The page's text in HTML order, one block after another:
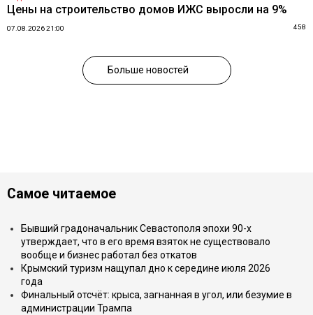
Цены на строительство домов ИЖС выросли на 9%
07.08.2026 21:00 458
Больше новостей
Самое читаемое
Бывший градоначальник Севастополя эпохи 90-х
утверждает, что в его время взяток не существовало
вообще и бизнес работал без откатов
Крымский туризм нащупал дно к середине июля 2026
года
Финальный отсчёт: крыса, загнанная в угол, или безумие в
администрации Трампа